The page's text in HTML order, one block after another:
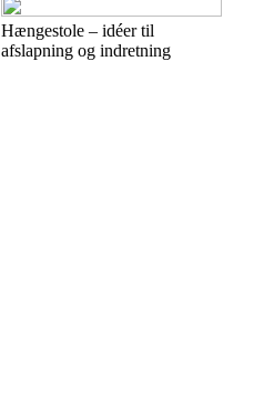
Hængestole – idéer til
afslapning og indretning